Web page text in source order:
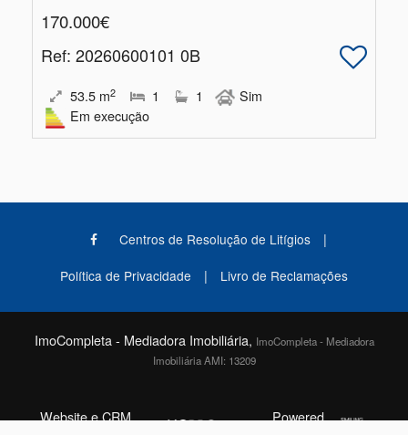
170.000€
Ref: 20260600101 0B
53.5 m2 1 1
Sim
Em execução
Centros de Resolução de Litígios |
Política de Privacidade | Livro de Reclamações
ImoCompleta - Mediadora Imobiliária, ImoCompleta - Mediadora
Imobiliária AMI: 13209
Website e CRM
©2026 Powered